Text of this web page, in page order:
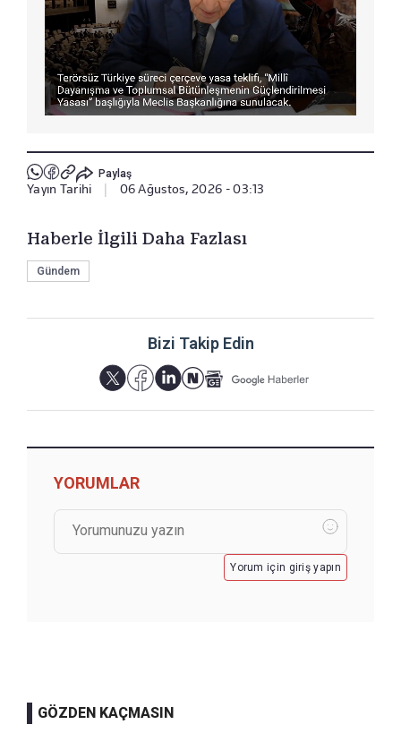
Paylaş
Yayın Tarihi 06 Ağustos, 2026 - 03:13
Haberle İlgili Daha Fazlası
Gündem
Bizi Takip Edin
YORUMLAR
Yorum için giriş yapın
GÖZDEN KAÇMASIN